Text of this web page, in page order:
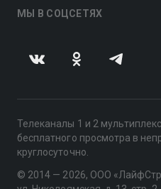
МЫ В СОЦСЕТЯХ
Телеканалы 1 и 2
бесплатного просмотра в
круглосуточно.
© 2014 — 2026, ООО